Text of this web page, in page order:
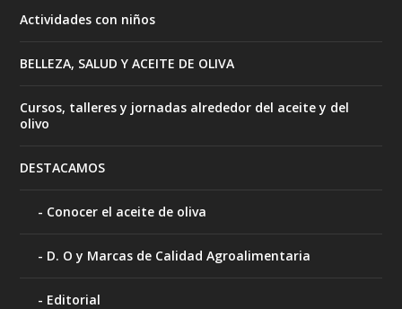
Actividades con niños
BELLEZA, SALUD Y ACEITE DE OLIVA
Cursos, talleres y jornadas alrededor del aceite y del
olivo
DESTACAMOS
Conocer el aceite de oliva
D. O y Marcas de Calidad Agroalimentaria
Editorial